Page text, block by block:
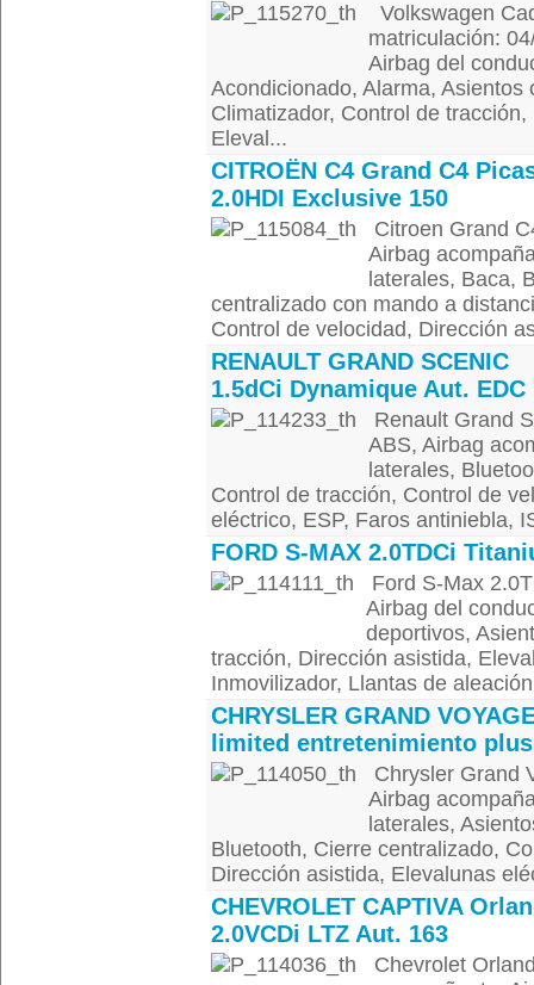
Volkswagen
matriculación:
Airbag del
Acondicionado, Alarma,
Climatizador, Control de
Eleval...
CITROËN C4 Grand C4
2.0HDI Exclusive 150
Citroen Grand
Airbag
laterales, Baca,
centralizado con mando a
Control de velocidad, Dirección
RENAULT GRAND SCENIC
1.5dCi Dynamique Aut. EDC
Renault Grand
ABS, Airbag
laterales,
Control de tracción, Control de
eléctrico, ESP, Faros antiniebla,
FORD S-MAX 2.0TDCi
Ford S-Max
Airbag del
deportivos,
tracción, Dirección asistida,
Inmovilizador, Llantas de
CHRYSLER GRAND
limited entretenimiento plus
Chrysler Grand
Airbag
laterales,
Bluetooth, Cierre centralizado,
Dirección asistida, Elevalunas
CHEVROLET CAPTIVA
2.0VCDi LTZ Aut. 163
Chevrolet